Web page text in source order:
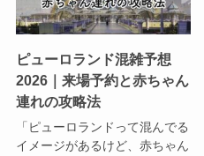
ピューロランド混雑予想
2026｜来場予約と赤ちゃん
連れの攻略法
「ピューロランドって混んでる
イメージがあるけど、赤ちゃん